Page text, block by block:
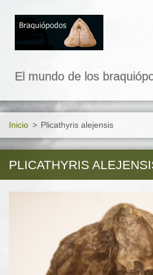
El mundo de los
Inicio > Plicathyris alejensis
PLICATHYRIS